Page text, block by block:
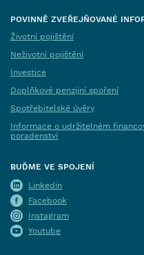
POVINNĚ ZVEŘEJŇOVANÉ
Životní pojištění
Neživotní pojištění
Investice
Doplňkové penzijní spoření
Spotřebitelské úvěry
Informace o udržitelném
poradenství
BUĎME VE SPOJENÍ
Linkedin
Facebook
Instagram
Youtube